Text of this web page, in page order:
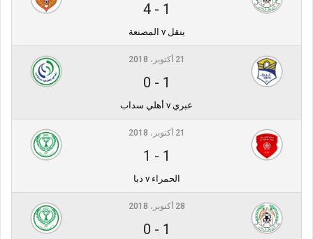
1
-
4
ينقل v المصنعة
21 أكتوبر، 2018
1
-
0
عبري v أهلي سداب
21 أكتوبر، 2018
1
-
1
الحمراء v دبا
28 أكتوبر، 2018
1
-
0